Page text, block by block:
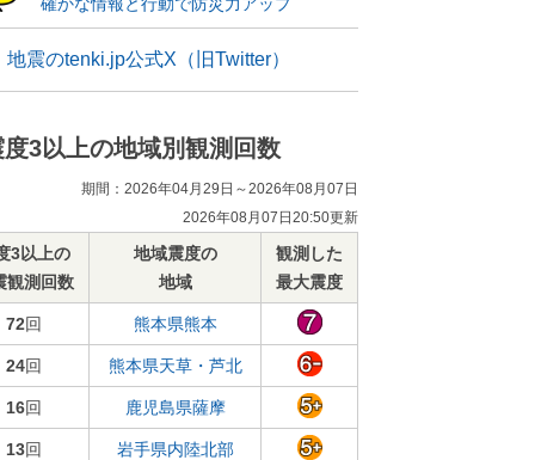
地震のtenki.jp公式X（旧Twitter）
度3以上の地域別観測回数
期間：2026年04月29日～2026年08月07日
2026年08月07日20:50更新
3以上の
観測回数
地域震度の
地域
観測した
最大震度
72回 熊本県熊本
24回 熊本県天草・芦北
16回 鹿児島県薩摩
13回 岩手県内陸北部